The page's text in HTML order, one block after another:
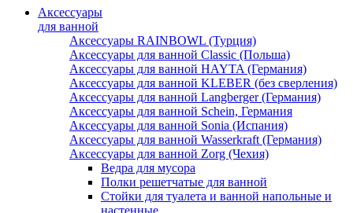
Аксессуары
для ванной
Аксессуары RAINBOWL (Турция)
Аксессуары для ванной Classic (Польша)
Аксессуары для ванной HAYTA (Германия)
Аксессуары для ванной KLEBER (без сверления)
Аксессуары для ванной Langberger (Германия)
Аксессуары для ванной Schein, Германия
Аксессуары для ванной Sonia (Испания)
Аксессуары для ванной Wasserkraft (Германия)
Аксессуары для ванной Zorg (Чехия)
Ведра для мусора
Полки решетчатые для ванной
Стойки для туалета и ванной напольные и
настенные